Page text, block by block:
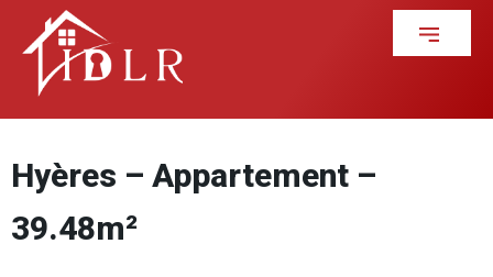
Hyères – Appartement –
39.48m²